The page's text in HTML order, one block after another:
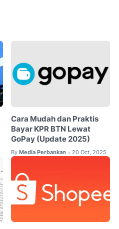
Cara Mudah dan Praktis
Bayar KPR BTN Lewat
GoPay (Update 2025)
By Media Perbankan • 20 Oct, 2025